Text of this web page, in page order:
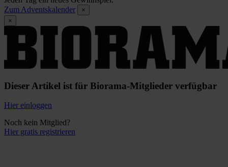
Zum Adventskalender
×
×
Dieser Artikel ist für Biorama-Mitglieder verfügbar
Hier einloggen
Noch kein Mitglied?
Hier gratis registrieren